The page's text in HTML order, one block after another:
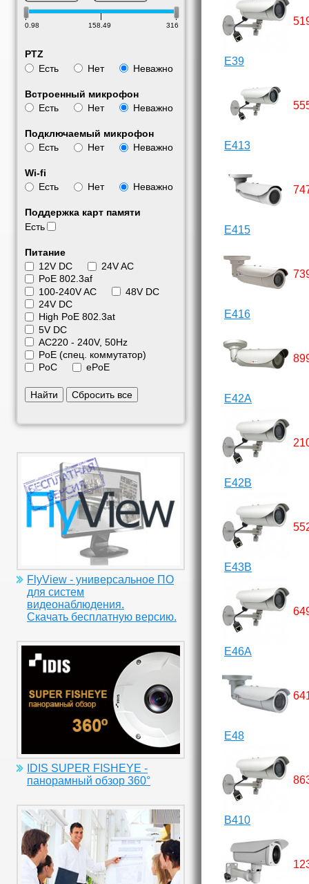
0.98 158.49 316
PTZ
Есть
Нет Неважно
Встроенный микрофон
Есть
Нет Неважно
Подключаемый микрофон
Есть
Нет Неважно
Wi-fi
Есть
Нет Неважно
Поддержка карт памяти
Есть
Питание
12V DC
24V AC
PoE 802.3af
100-240V AC
48V DC
24V DC
High PoE 802.3at
5V DC
АС220 - 240V, 50Hz
PoE (спец. коммутатор)
PoC
ePoE
Найти Сбросить все
FlyView - универсальное ПО
для систем
видеонаблюдения.
Скачать бесплатную версию.
IDIS SUPER FISHEYE -
панорамный обзор 360°
E39
E413
E415
E416
E42A
E42B
E43B
E46A
E48
B410